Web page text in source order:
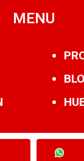
MENU